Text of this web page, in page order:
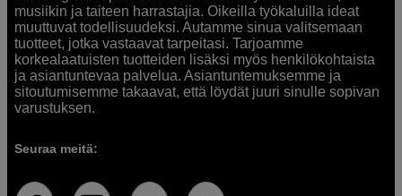
musiikin ja taiteen harrastajia. Oikeilla työkaluilla ideat
muuttuvat todellisuudeksi. Autamme sinua valitsemaan
tuotteet, jotka vastaavat tarpeitasi. Tarjoamme
korkealaatuisten tuotteiden lisäksi myös henkilökohtaista
ja asiantuntevaa palvelua. Asiantuntemuksemme ja
sitoutumisemme takaavat, että löydät juuri sinulle sopivan
varustuksen.
Seuraa meitä: